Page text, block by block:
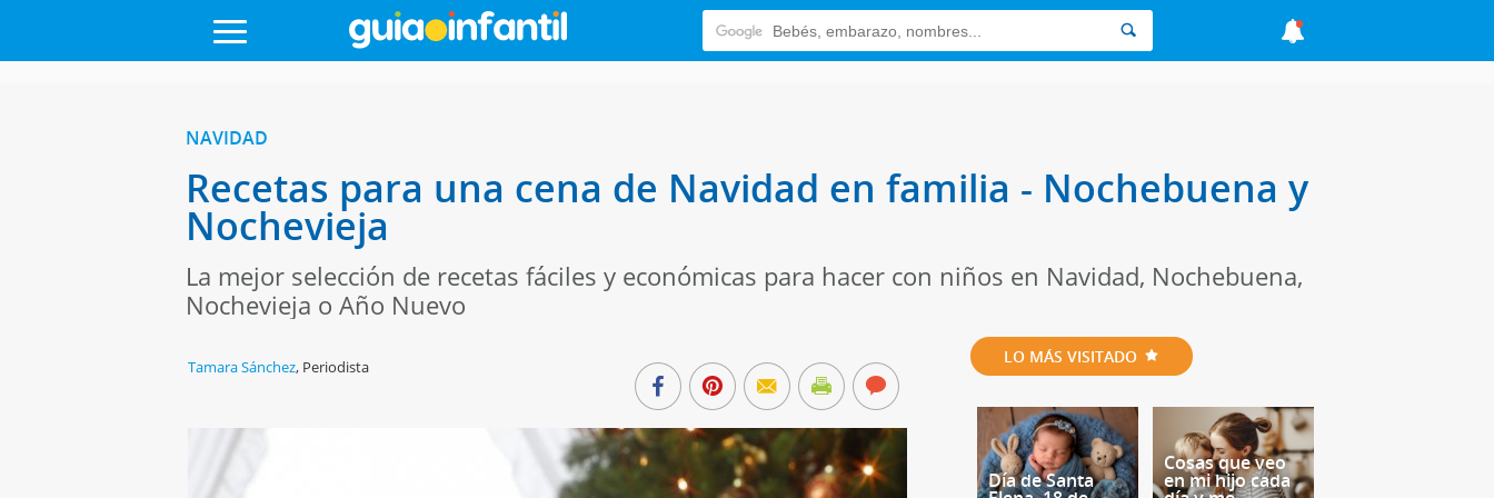
NAVIDAD
Recetas para una cena de Navidad en familia - Nochebuena y
Nochevieja
La mejor selección de recetas fáciles y económicas para hacer con niños en Navidad, Nochebuena,
Nochevieja o Año Nuevo
Tamara Sánchez, Periodista LO MÁS VISITADO
Día de Santa
Cosas que veo
en mi hijo cada